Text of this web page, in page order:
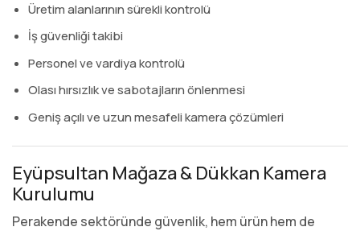
Üretim alanlarının sürekli kontrolü
İş güvenliği takibi
Personel ve vardiya kontrolü
Olası hırsızlık ve sabotajların önlenmesi
Geniş açılı ve uzun mesafeli kamera çözümleri
Eyüpsultan Mağaza & Dükkan Kamera
Kurulumu
Perakende sektöründe güvenlik, hem ürün hem de